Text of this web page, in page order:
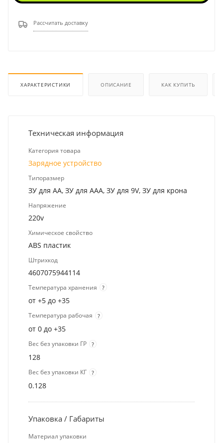
Рассчитать доставку
ХАРАКТЕРИСТИКИ ОПИСАНИЕ КАК КУПИТЬ
Техническая информация
Категория товара
Зарядное устройство
Типоразмер
ЗУ для AA, ЗУ для AAA, ЗУ для 9V, ЗУ для крона
Напряжение
220v
Химическое свойство
ABS пластик
Штрихкод
4607075944114
Температура хранения ?
от +5 до +35
Температура рабочая ?
от 0 до +35
Вес без упаковки ГР ?
128
Вес без упаковки КГ ?
0.128
Упаковка / Габариты
Материал упаковки